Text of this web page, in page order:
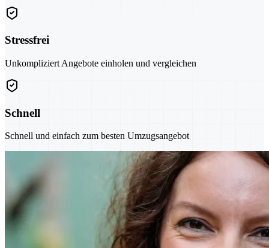
Stressfrei
Unkompliziert Angebote einholen und vergleichen
Schnell
Schnell und einfach zum besten Umzugsangebot